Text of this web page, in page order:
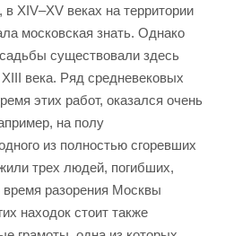
XIV–XV веках на территории
московская знать. Однако
существовали здесь
века. Ряд средневековых
этих работ, оказался очень
на полу
из полностью сгоревших
трех людей, погибших,
время разорения Москвы
находок стоит также